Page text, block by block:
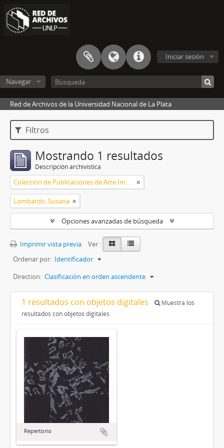
Iniciar sesión
Navegar
Red de Archivos de la Universidad Nacional de La Plata
Filtros
Mostrando 1 resultados
Descripción archivística
Colección de Publicaciones de Arte Impreso
Lombardo, Susana
Opciones avanzadas de búsqueda
Imprimir vista previa
Ver :
Ordenar por: Identificador
Direction: Clasificación en orden ascendente
1 resultados con objetos digitales
Muestra los
resultados con objetos digitales
Repertorio